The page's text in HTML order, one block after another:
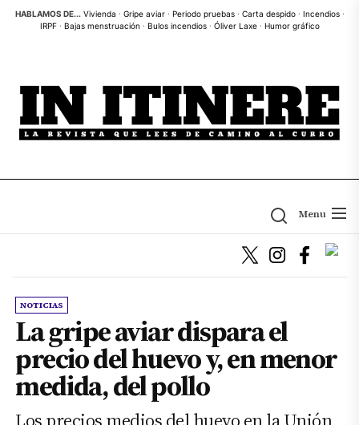
SkipHABLAMOS DE... Vivienda · Gripe aviar· Periodo pruebas· Carta despido· Incendios·
IRPF· Bajas menstruación · Bulos incendios· Óliver Laxe· Humor gráfico
Menu
NOTICIAS
La gripe aviar dispara el
precio del huevo y, en menor
medida, del pollo